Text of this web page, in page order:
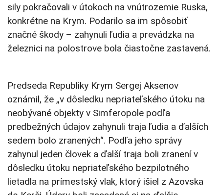
sily pokračovali v útokoch na vnútrozemie Ruska,
konkrétne na Krym. Podarilo sa im spôsobiť
značné škody – zahynuli ľudia a prevádzka na
železnici na polostrove bola čiastočne zastavená.
Predseda Republiky Krym Sergej Aksenov
oznámil, že „v dôsledku nepriateľského útoku na
neobývané objekty v Simferopole podľa
predbežných údajov zahynuli traja ľudia a ďalších
sedem bolo zranených“. Podľa jeho správy
zahynul jeden človek a ďalší traja boli zranení v
dôsledku útoku nepriateľského bezpilotného
lietadla na prímestský vlak, ktorý išiel z Azovska